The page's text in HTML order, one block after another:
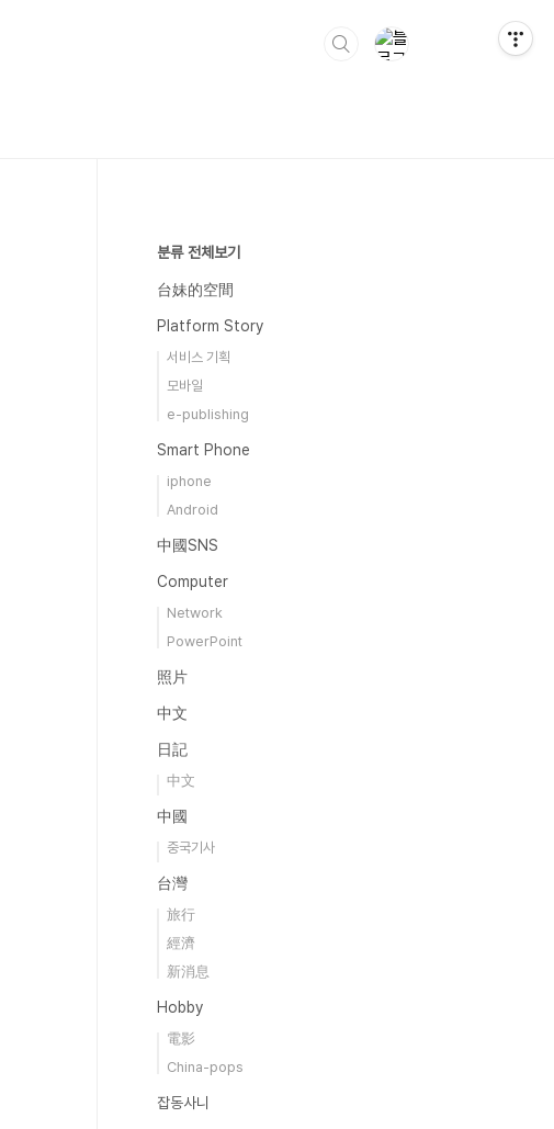
분류 전체보기
台妹的空間
Platform Story
서비스 기획
모바일
e-publishing
Smart Phone
iphone
Android
中國SNS
Computer
Network
PowerPoint
照片
中文
日記
中文
中國
중국기사
台灣
旅行
經濟
新消息
Hobby
電影
China-pops
잡동사니